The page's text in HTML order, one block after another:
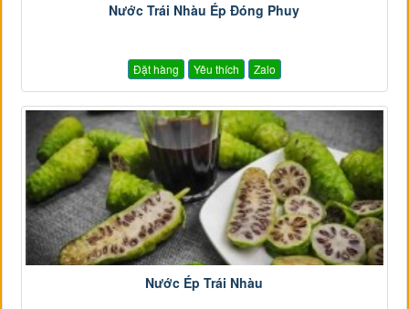
Nước Trái Nhàu Ép Đóng Phuy
Đặt hàng Yêu thích Zalo
Nước Ép Trái Nhàu